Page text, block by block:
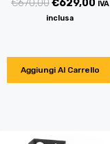
€670,00€629,00 IVA
inclusa
Aggiungi Al Carrello